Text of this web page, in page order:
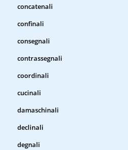
concatenali
confinali
consegnali
contrassegnali
coordinali
cucinali
damaschinali
declinali
degnali